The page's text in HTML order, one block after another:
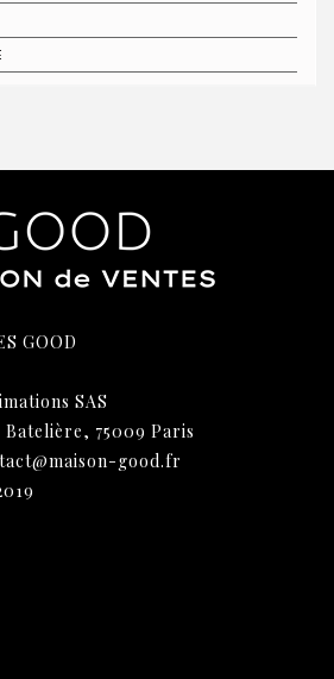
GOOD
SAS
Batelière, 75009 Paris
good.fr